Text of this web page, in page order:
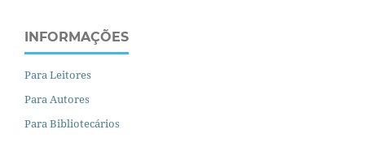
INFORMAÇÕES
Para Leitores
Para Autores
Para Bibliotecários